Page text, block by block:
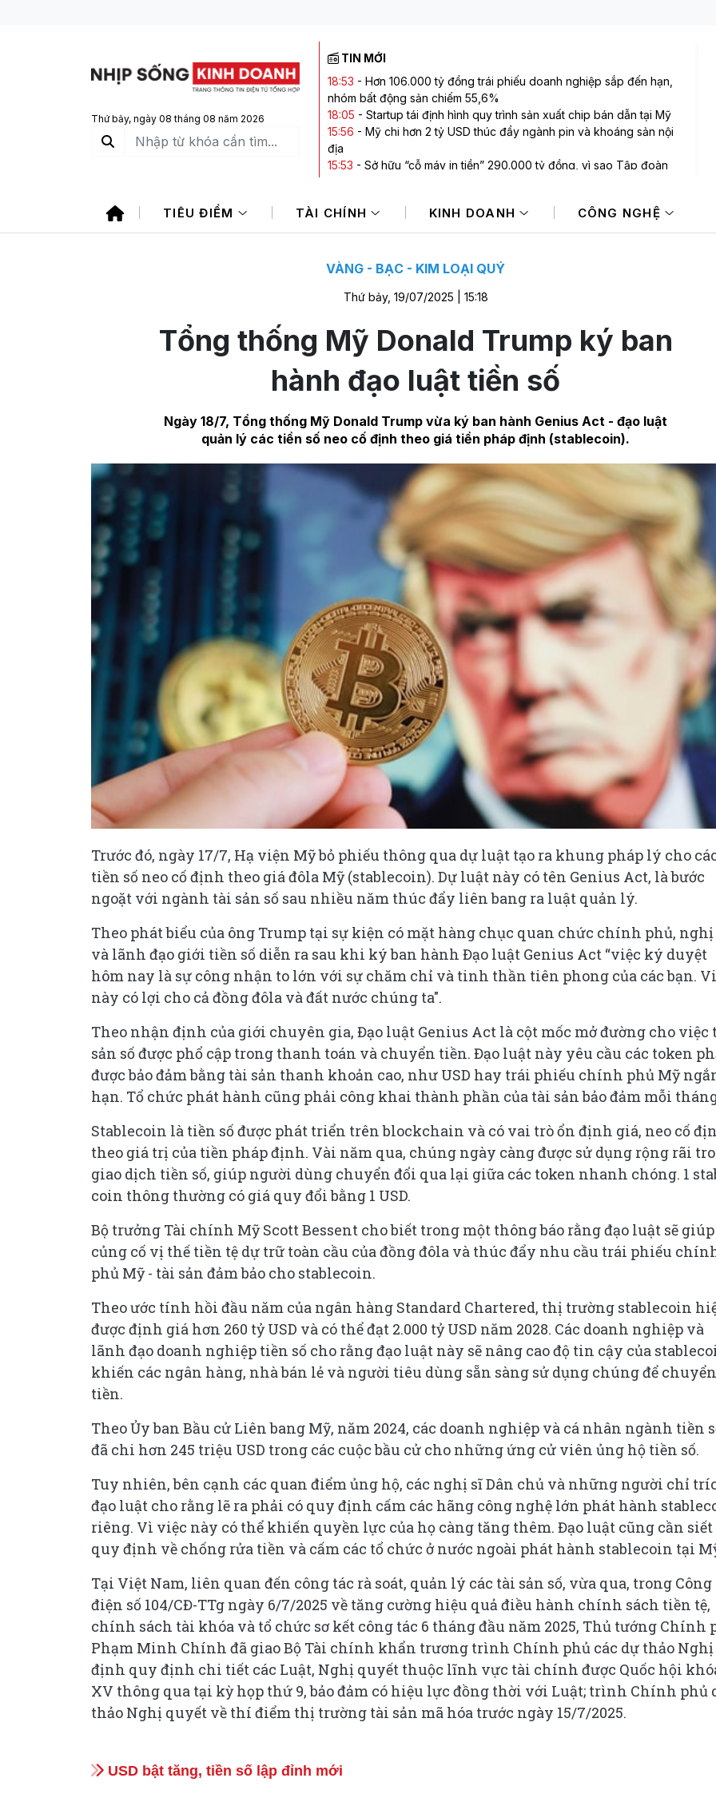
Thứ bảy, ngày 08 tháng 08 năm 2026
TIN MỚI
18:53 - Hơn 106.000 tỷ đồng trái phiếu doanh nghiệp sắp đến hạn,
nhóm bất động sản chiếm 55,6%
18:05 - Startup tái định hình quy trình sản xuất chip bán dẫn tại Mỹ
15:56 - Mỹ chi hơn 2 tỷ USD thúc đẩy ngành pin và khoáng sản nội
địa
15:53 - Sở hữu “cỗ máy in tiền” 290.000 tỷ đồng, vì sao Tập đoàn
sách
13:51-Thị trường ngân hàng bán lẻ: HSBC rút khỏi 2 thị trường bán
cho vay tại Singapore cho Trust Bank
TIÊU ĐIỂM TÀI CHÍNH KINH DOANH CÔNG NGHỆ
VÀNG - BẠC - KIM LOẠI QUÝ
Thứ bảy, 19/07/2025 | 15:18
Tổng thống Mỹ Donald Trump ký ban
hành đạo luật tiền số
Ngày 18/7, Tổng thống Mỹ Donald Trump vừa ký ban hành Genius Act - đạo luật
quản lý các tiền số neo cố định theo giá tiền pháp định (stablecoin).
Trước đó, ngày 17/7, Hạ viện Mỹ bỏ phiếu thông qua dự luật tạo ra khung pháp lý cho
tiền số neo cố định theo giá đôla Mỹ (stablecoin). Dự luật này có tên Genius Act, là bước
ngoặt với ngành tài sản số sau nhiều năm thúc đẩy liên bang ra luật quản lý.
Theo phát biểu của ông Trump tại sự kiện có mặt hàng chục quan chức chính phủ,
và lãnh đạo giới tiền số diễn ra sau khi ký ban hành Đạo luật Genius Act “việc ký duyệt
hôm nay là sự công nhận to lớn với sự chăm chỉ và tinh thần tiên phong của các bạn.
này có lợi cho cả đồng đôla và đất nước chúng ta".
Theo nhận định của giới chuyên gia, Đạo luật Genius Act là cột mốc mở đường cho việc
sản số được phổ cập trong thanh toán và chuyển tiền. Đạo luật này yêu cầu các token
được bảo đảm bằng tài sản thanh khoản cao, như USD hay trái phiếu chính phủ Mỹ
hạn. Tổ chức phát hành cũng phải công khai thành phần của tài sản bảo đảm mỗi
Stablecoin là tiền số được phát triển trên blockchain và có vai trò ổn định giá, neo cố
theo giá trị của tiền pháp định. Vài năm qua, chúng ngày càng được sử dụng rộng rãi
giao dịch tiền số, giúp người dùng chuyển đổi qua lại giữa các token nhanh chóng. 1
coin thông thường có giá quy đổi bằng 1 USD.
Bộ trưởng Tài chính Mỹ Scott Bessent cho biết trong một thông báo rằng đạo luật sẽ giúp
củng cố vị thế tiền tệ dự trữ toàn cầu của đồng đôla và thúc đẩy nhu cầu trái phiếu
phủ Mỹ - tài sản đảm bảo cho stablecoin.
Theo ước tính hồi đầu năm của ngân hàng Standard Chartered, thị trường stablecoin
được định giá hơn 260 tỷ USD và có thể đạt 2.000 tỷ USD năm 2028. Các doanh nghiệp và
lãnh đạo doanh nghiệp tiền số cho rằng đạo luật này sẽ nâng cao độ tin cậy của
khiến các ngân hàng, nhà bán lẻ và người tiêu dùng sẵn sàng sử dụng chúng để chuyển
tiền.
Theo Ủy ban Bầu cử Liên bang Mỹ, năm 2024, các doanh nghiệp và cá nhân ngành tiền
đã chi hơn 245 triệu USD trong các cuộc bầu cử cho những ứng cử viên ủng hộ tiền số.
Tuy nhiên, bên cạnh các quan điểm ủng hộ, các nghị sĩ Dân chủ và những người chỉ
đạo luật cho rằng lẽ ra phải có quy định cấm các hãng công nghệ lớn phát hành
riêng. Vì việc này có thể khiến quyền lực của họ càng tăng thêm. Đạo luật cũng cần siết
quy định về chống rửa tiền và cấm các tổ chức ở nước ngoài phát hành stablecoin tại
Tại Việt Nam, liên quan đến công tác rà soát, quản lý các tài sản số, vừa qua, trong Công
điện số 104/CĐ-TTg ngày 6/7/2025 về tăng cường hiệu quả điều hành chính sách tiền tệ,
chính sách tài khóa và tổ chức sơ kết công tác 6 tháng đầu năm 2025, Thủ tướng Chính
Phạm Minh Chính đã giao Bộ Tài chính khẩn trương trình Chính phủ các dự thảo Nghị
định quy định chi tiết các Luật, Nghị quyết thuộc lĩnh vực tài chính được Quốc hội
XV thông qua tại kỳ họp thứ 9, bảo đảm có hiệu lực đồng thời với Luật; trình Chính phủ
thảo Nghị quyết về thí điểm thị trường tài sản mã hóa trước ngày 15/7/2025.
USD bật tăng, tiền số lập đỉnh mới